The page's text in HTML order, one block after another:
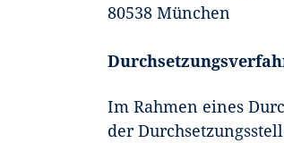
80538 München
Im Rahmen eines
der